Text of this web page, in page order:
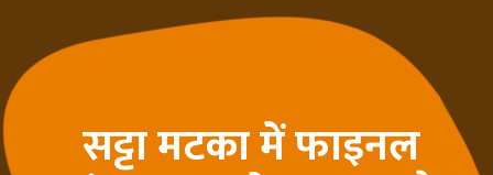
सट्टा मटका में फाइनल